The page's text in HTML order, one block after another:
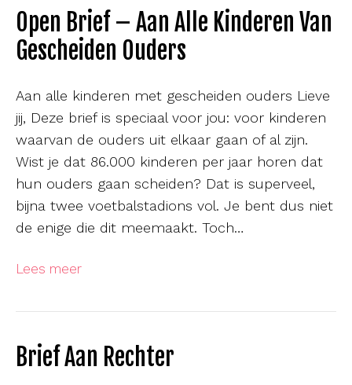
Open Brief – Aan Alle Kinderen Van
Gescheiden Ouders
Aan alle kinderen met gescheiden ouders Lieve
jij, Deze brief is speciaal voor jou: voor kinderen
waarvan de ouders uit elkaar gaan of al zijn.
Wist je dat 86.000 kinderen per jaar horen dat
hun ouders gaan scheiden? Dat is superveel,
bijna twee voetbalstadions vol. Je bent dus niet
de enige die dit meemaakt. Toch…
Lees meer
Brief Aan Rechter